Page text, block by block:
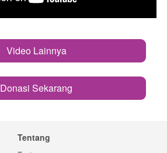
`
Video Lainnya
`Donasi Sekarang
Tentang